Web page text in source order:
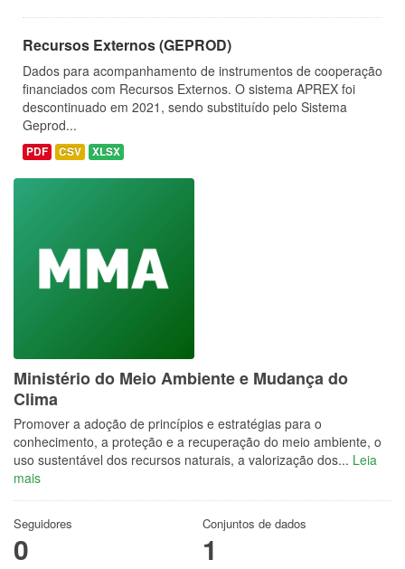
Recursos Externos (GEPROD)
Dados para acompanhamento de instrumentos de cooperação
financiados com Recursos Externos. O sistema APREX foi
descontinuado em 2021, sendo substituído pelo Sistema
Geprod...
PDF CSV XLSX
Ministério do Meio Ambiente e Mudança do
Clima
Promover a adoção de princípios e estratégias para o
conhecimento, a proteção e a recuperação do meio ambiente, o
uso sustentável dos recursos naturais, a valorização dos... Leia
mais
Seguidores
0
Conjuntos de dados
1